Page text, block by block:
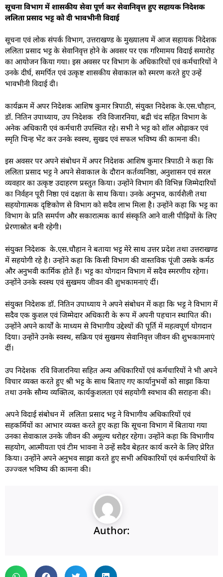
सूचना विभाग में शासकीय सेवा पूर्ण कर सेवानिवृत्त हुए सहायक निदेशक
ललिता प्रसाद भट्ट को दी भावभीनी विदाई
सूचना एवं लोक संपर्क विभाग, उत्तराखण्ड के मुख्यालय में आज सहायक निदेशक
ललिता प्रसाद भट्ट के सेवानिवृत्त होने के अवसर पर एक गरिमामय विदाई समारोह
का आयोजन किया गया। इस अवसर पर विभाग के अधिकारियों एवं कर्मचारियों ने
उनके दीर्घ, समर्पित एवं उत्कृष्ट शासकीय सेवाकाल को स्मरण करते हुए उन्हें
भावभीनी विदाई दी।
कार्यक्रम में अपर निदेशक आशिष कुमार त्रिपाठी, संयुक्त निदेशक के.एस.चौहान,
डॉ. नितिन उपाध्याय, उप निदेशक रवि विजारनिया, बद्री चंद सहित विभाग के
अनेक अधिकारी एवं कर्मचारी उपस्थित रहे। सभी ने भट्ट को शॉल ओढ़ाकर एवं
स्मृति चिन्ह भेंट कर उनके स्वस्थ, सुखद एवं सफल भविष्य की कामना की।
इस अवसर पर अपने संबोधन में अपर निदेशक आशिष कुमार त्रिपाठी ने कहा कि
ललिता प्रसाद भट्ट ने अपने सेवाकाल के दौरान कर्तव्यनिष्ठा, अनुशासन एवं सरल
व्यवहार का उत्कृष्ट उदाहरण प्रस्तुत किया। उन्होंने विभाग की विभिन्न जिम्मेदारियों
का निर्वहन पूरी निष्ठा एवं दक्षता के साथ किया। उनके अनुभव, कार्यशैली तथा
सहयोगात्मक दृष्टिकोण से विभाग को सदैव लाभ मिला है। उन्होंने कहा कि भट्ट का
विभाग के प्रति समर्पण और सकारात्मक कार्य संस्कृति आने वाली पीढ़ियों के लिए
प्रेरणास्रोत बनी रहेगी।
संयुक्त निदेशक के.एस.चौहान ने बताया भट्ट मेरे साथ उत्तर प्रदेश तथा उत्तराखण्ड
में सहयोगी रहे है। उन्होंने कहा कि किसी विभाग की वास्तविक पूंजी उसके कर्मठ
और अनुभवी कार्मिक होते हैं। भट्ट का योगदान विभाग में सदैव स्मरणीय रहेगा।
उन्होंने उनके स्वस्थ एवं सुखमय जीवन की शुभकामनाएं दीं।
संयुक्त निदेशक डॉ. नितिन उपाध्याय ने अपने संबोधन में कहा कि भट्ट ने विभाग में
सदैव एक कुशल एवं जिम्मेदार अधिकारी के रूप में अपनी पहचान स्थापित की।
उन्होंने अपने कार्यों के माध्यम से विभागीय उद्देश्यों की पूर्ति में महत्वपूर्ण योगदान
दिया। उन्होंने उनके स्वस्थ, सक्रिय एवं सुखमय सेवानिवृत्त जीवन की शुभकामनाएं
दीं।
उप निदेशक रवि विजारनिया सहित अन्य अधिकारियों एवं कर्मचारियों ने भी अपने
विचार व्यक्त करते हुए श्री भट्ट के साथ बिताए गए कार्यानुभवों को साझा किया
तथा उनके सौम्य व्यक्तित्व, कार्यकुशलता एवं सहयोगी स्वभाव की सराहना की।
अपने विदाई संबोधन में ललिता प्रसाद भट्ट ने विभागीय अधिकारियों एवं
सहकर्मियों का आभार व्यक्त करते हुए कहा कि सूचना विभाग में बिताया गया
उनका सेवाकाल उनके जीवन की अमूल्य धरोहर रहेगा। उन्होंने कहा कि विभागीय
सहयोग, आत्मीयता एवं टीम भावना ने उन्हें सदैव बेहतर कार्य करने के लिए प्रेरित
किया। उन्होंने अपने अनुभव साझा करते हुए सभी अधिकारियों एवं कर्मचारियों के
उज्ज्वल भविष्य की कामना की।
Author: